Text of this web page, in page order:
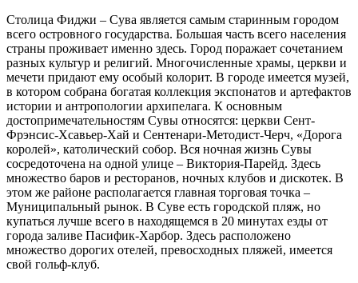
Столица Фиджи – Сува является самым старинным городом
всего островного государства. Большая часть всего населения
страны проживает именно здесь. Город поражает сочетанием
разных культур и религий. Многочисленные храмы, церкви и
мечети придают ему особый колорит. В городе имеется музей,
в котором собрана богатая коллекция экспонатов и артефактов
истории и антропологии архипелага. К основным
достопримечательностям Сувы относятся: церкви Сент-
Фрэнсис-Хсавьер-Хай и Сентенари-Методист-Черч, «Дорога
королей», католический собор. Вся ночная жизнь Сувы
сосредоточена на одной улице – Виктория-Парейд. Здесь
множество баров и ресторанов, ночных клубов и дискотек. В
этом же районе располагается главная торговая точка –
Муниципальный рынок. В Суве есть городской пляж, но
купаться лучше всего в находящемся в 20 минутах езды от
города заливе Пасифик-Харбор. Здесь расположено
множество дорогих отелей, превосходных пляжей, имеется
свой гольф-клуб.